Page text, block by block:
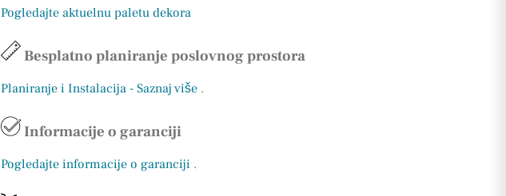
Pogledajte aktuelnu paletu dekora
Besplatno planiranje poslovnog prostora
Planiranje i Instalacija - Saznaj više .
Informacije o garanciji
Pogledajte informacije o garanciji .